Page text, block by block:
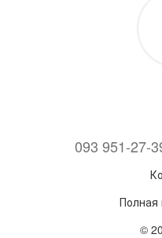
093 951-27-
Полная
©